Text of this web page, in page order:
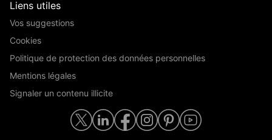
Liens utiles
Vos suggestions
Cookies
Politique de protection des données personnelles
Mentions légales
Signaler un contenu illicite